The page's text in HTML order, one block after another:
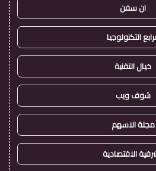
ان سفن
التكنولوجيا
خيال التقنية
شوف ويب
مجلة الاسهم
الاقتصادية